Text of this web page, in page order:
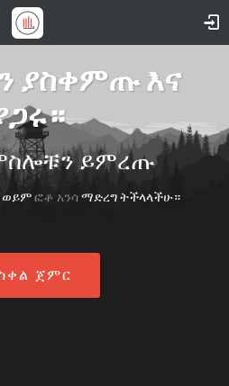
ያስቀምጡ እና
ይምረጡ
ወይምፎቶ አንሳማድረግ ትችላላችሁ።
ጀምር